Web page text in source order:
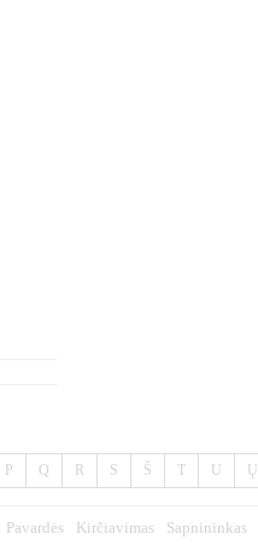
P Q R S Š T U Ų
Pavardės Kirčiavimas
Sapnininkas